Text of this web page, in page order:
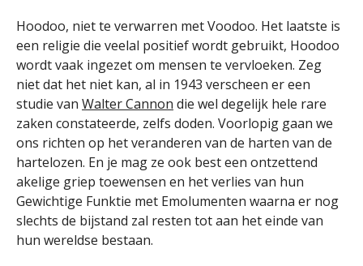
Hoodoo, niet te verwarren met Voodoo. Het laatste is
een religie die veelal positief wordt gebruikt, Hoodoo
wordt vaak ingezet om mensen te vervloeken. Zeg
niet dat het niet kan, al in 1943 verscheen er een
studie van Walter Cannon die wel degelijk hele rare
zaken constateerde, zelfs doden. Voorlopig gaan we
ons richten op het veranderen van de harten van de
hartelozen. En je mag ze ook best een ontzettend
akelige griep toewensen en het verlies van hun
Gewichtige Funktie met Emolumenten waarna er nog
slechts de bijstand zal resten tot aan het einde van
hun wereldse bestaan.